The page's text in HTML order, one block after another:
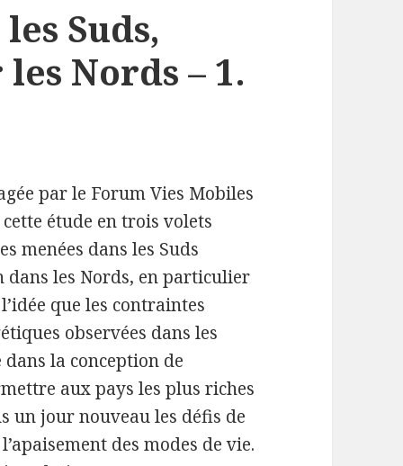
Suds,
Nords – 1.
par le Forum Vies Mobiles
étude en trois volets
menées dans les Suds
dans les Nords, en particulier
que les contraintes
observées dans les
dans la conception de
aux pays les plus riches
un jour nouveau les défis de
des modes de vie.